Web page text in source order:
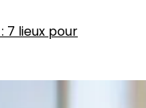
: 7 lieux pour